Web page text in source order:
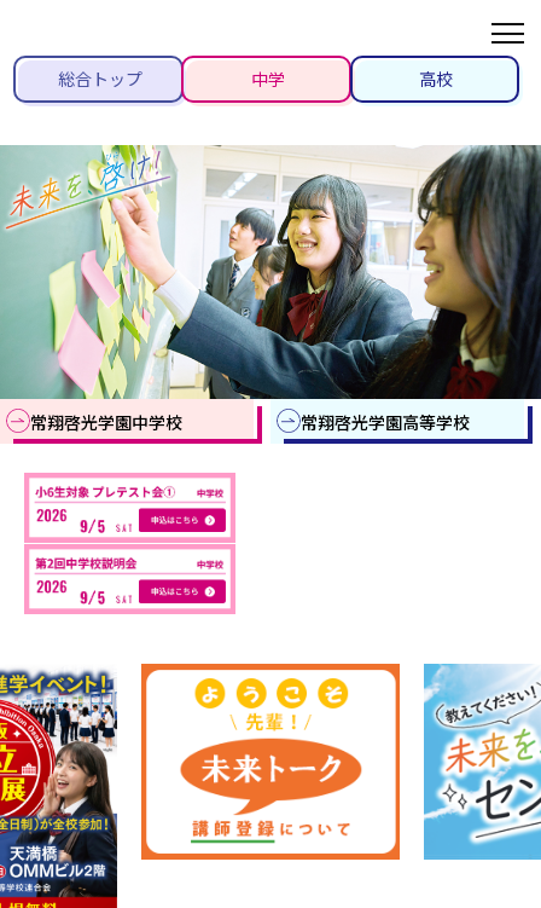
総合トップ 中学 高校
常翔啓光学園中学校 常翔啓光学園高等学校